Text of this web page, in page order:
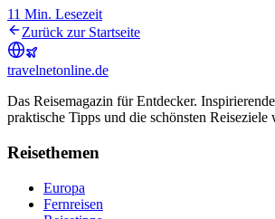
11 Min. Lesezeit
Zurück zur Startseite
travelnetonline.de
Das Reisemagazin für Entdecker.
praktische Tipps und die schönsten Reiseziele
Reisethemen
Europa
Fernreisen